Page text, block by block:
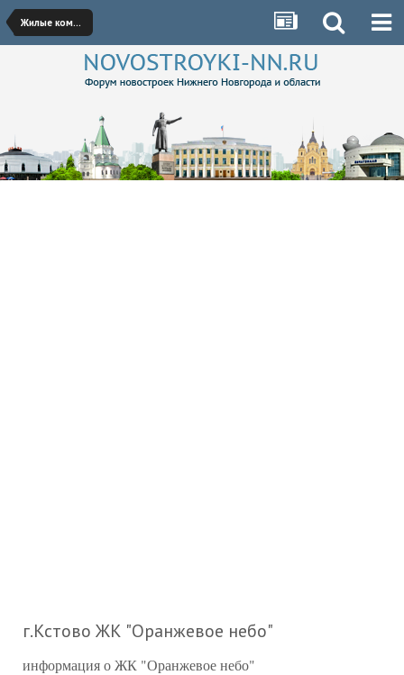
Жилые комплексы Кстово, Бора, Дзержинска
г.Кстово ЖК "Оранжевое небо"
информация о ЖК "Оранжевое небо"